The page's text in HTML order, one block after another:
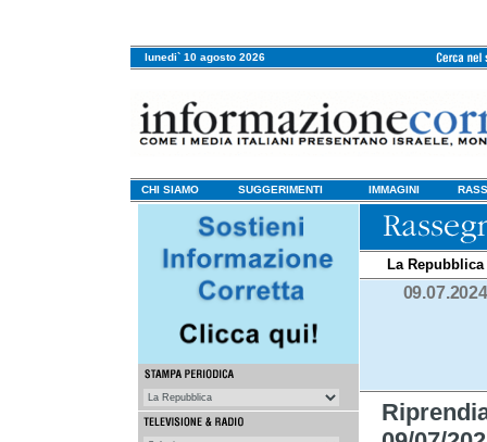
lunedi` 10 agosto 2026
CHI SIAMO SUGGERIMENTI IMMAGINI
La Repubblica
09.07.2024